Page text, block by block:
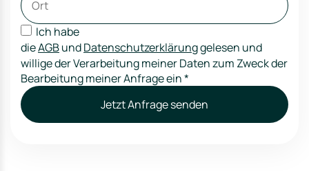
Ich habe
dieAGBundDatenschutzerklärunggelesen und
willige der Verarbeitung meiner Daten zum Zweck der
Bearbeitung meiner Anfrage ein*
Jetzt Anfrage senden